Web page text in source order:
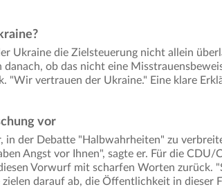
Ukraine die Zielsteuerung nicht allein
ob das nicht eine
"Wir vertrauen der Ukraine." Eine klare
vor
in der Debatte "Halbwahrheiten" zu
Angst vor Ihnen", sagte er. Für die CDU/
Vorwurf mit scharfen Worten zurück.
darauf ab, die Öffentlichkeit in dieser